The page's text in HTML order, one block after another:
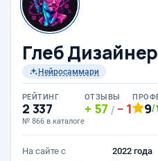
Глеб Дизайнер
Нейросаммари
РЕЙТИНГ
2 337
№ 866 в каталоге
ОТЗЫВЫ
57 / 1 9/
На сайте с
2022 года